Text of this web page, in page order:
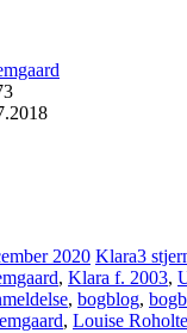
2020 Klara3
, Klara f. 2003,
, bogblog,
, Louise Roholte